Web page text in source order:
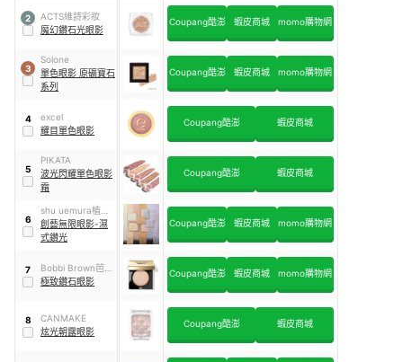
2
ACTS維詩彩妝
魔幻鑽石光眼影
Coupang酷澎 蝦皮商城 momo購物網
3
Solone
單色眼影 原礦寶石
系列
Coupang酷澎 蝦皮商城 momo購物網
4
excel
耀目單色眼影
Coupang酷澎 蝦皮商城
5
PIKATA
波光閃耀單色眼影
霜
Coupang酷澎 蝦皮商城
6
shu uemura植村
秀
創藝無限眼影-濕
式鑽光
Coupang酷澎 蝦皮商城 momo購物網
7
Bobbi Brown芭比
布朗
極致鑽石眼影
Coupang酷澎 蝦皮商城 momo購物網
8
CANMAKE
炫光朝露眼影
Coupang酷澎 蝦皮商城